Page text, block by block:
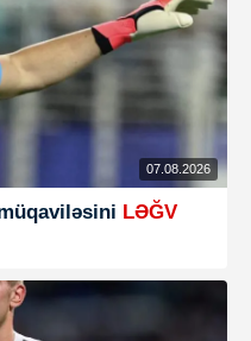
07.08.2026
LƏĞV